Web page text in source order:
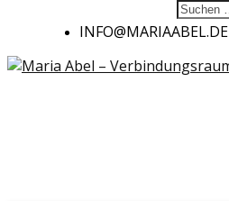
INFO@MARIAABEL.DE